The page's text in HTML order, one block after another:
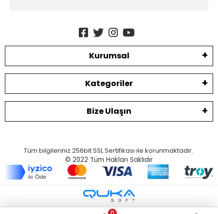
Kurumsal
Kategoriler
Bize Ulaşın
Tüm bilgileriniz 256bit SSL Sertifikası ile korunmaktadır.
© 2022 Tüm Hakları Saklıdır